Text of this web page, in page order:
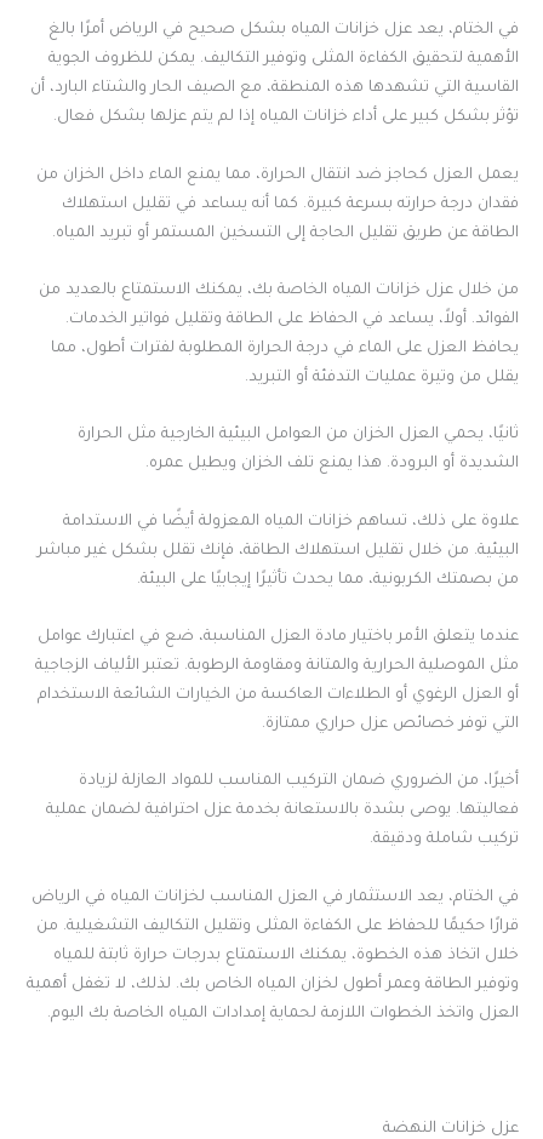
في الختام، يعد عزل خزانات المياه بشكل صحيح في الرياض أمرًا بالغ
الأهمية لتحقيق الكفاءة المثلى وتوفير التكاليف. يمكن للظروف الجوية
القاسية التي تشهدها هذه المنطقة، مع الصيف الحار والشتاء البارد، أن
تؤثر بشكل كبير على أداء خزانات المياه إذا لم يتم عزلها بشكل فعال.
يعمل العزل كحاجز ضد انتقال الحرارة، مما يمنع الماء داخل الخزان من
فقدان درجة حرارته بسرعة كبيرة. كما أنه يساعد في تقليل استهلاك
الطاقة عن طريق تقليل الحاجة إلى التسخين المستمر أو تبريد المياه.
من خلال عزل خزانات المياه الخاصة بك، يمكنك الاستمتاع بالعديد من
الفوائد. أولاً، يساعد في الحفاظ على الطاقة وتقليل فواتير الخدمات.
يحافظ العزل على الماء في درجة الحرارة المطلوبة لفترات أطول، مما
يقلل من وتيرة عمليات التدفئة أو التبريد.
ثانيًا، يحمي العزل الخزان من العوامل البيئية الخارجية مثل الحرارة
الشديدة أو البرودة. هذا يمنع تلف الخزان ويطيل عمره.
علاوة على ذلك، تساهم خزانات المياه المعزولة أيضًا في الاستدامة
البيئية. من خلال تقليل استهلاك الطاقة، فإنك تقلل بشكل غير مباشر
من بصمتك الكربونية، مما يحدث تأثيرًا إيجابيًا على البيئة.
عندما يتعلق الأمر باختيار مادة العزل المناسبة، ضع في اعتبارك عوامل
مثل الموصلية الحرارية والمتانة ومقاومة الرطوبة. تعتبر الألياف الزجاجية
أو العزل الرغوي أو الطلاءات العاكسة من الخيارات الشائعة الاستخدام
التي توفر خصائص عزل حراري ممتازة.
أخيرًا، من الضروري ضمان التركيب المناسب للمواد العازلة لزيادة
فعاليتها. يوصى بشدة بالاستعانة بخدمة عزل احترافية لضمان عملية
تركيب شاملة ودقيقة.
في الختام، يعد الاستثمار في العزل المناسب لخزانات المياه في الرياض
قرارًا حكيمًا للحفاظ على الكفاءة المثلى وتقليل التكاليف التشغيلية. من
خلال اتخاذ هذه الخطوة، يمكنك الاستمتاع بدرجات حرارة ثابتة للمياه
وتوفير الطاقة وعمر أطول لخزان المياه الخاص بك. لذلك، لا تغفل أهمية
العزل واتخذ الخطوات اللازمة لحماية إمدادات المياه الخاصة بك اليوم.
عزل خزانات النهضة